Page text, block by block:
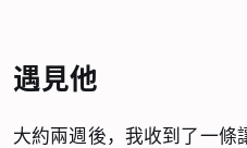
遇見他
大約兩週後，我收到了一條